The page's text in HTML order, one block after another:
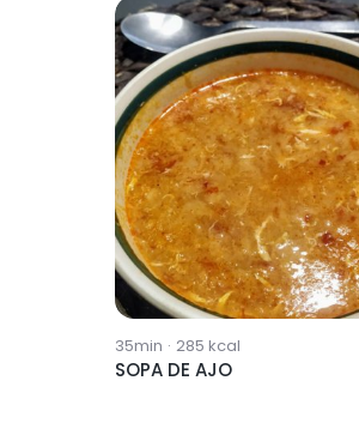
35min · 285 kcal
SOPA DE AJO